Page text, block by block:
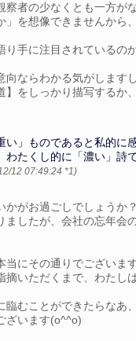
察者の少なくとも一方
」を想像できませんから
り手に注目されているの
向ならわかる気がしま
】をしっかり描写する
」ものであると私的に
たくし的に「濃い」詩
12 07:49:24 *1)
かがお過ごしでしょうか？
ましたが、会社の忘年
にその通りでございま
摘いただくまで、わたし
臨むことができたらなあ
ざいます(o^^o)